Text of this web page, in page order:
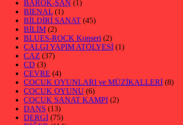
BAROK-ŞAN (1)
BİENAL (1)
BİLDİRİ SANAT (45)
BİLİM (2)
BLUES-ROCK Konseri (2)
ÇALGI YAPIM ATÖLYESİ (1)
CAZ (37)
CD (3)
ÇEVRE (4)
ÇOCUK OYUNLARI ve MÜZİKALLERİ (8)
ÇOCUK OYUNU (6)
ÇOCUK SANAT KAMPI (2)
DANS (13)
DERGİ (75)